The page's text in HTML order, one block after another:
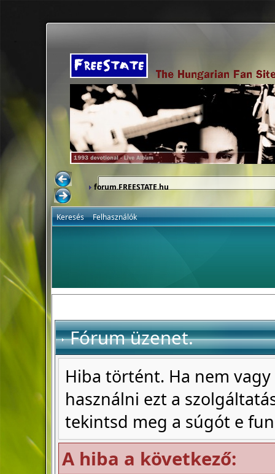
forum.FREESTATE.hu
Keresés Felhasználók
Fórum üzenet.
Hiba történt. Ha nem
használni ezt a
tekintsd meg a súgót e
A hiba a következő: